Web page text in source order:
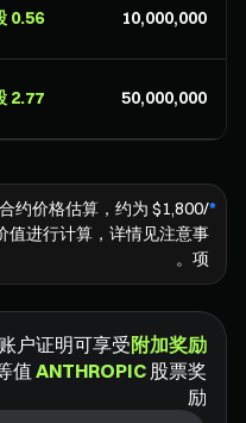
0.56 股
2.77 股
*
约价格估算，约为 $⁦1,800⁩/
值进行计算，详情见注意事
项。
户证明可享受附加奖励
值 ANTHROPIC 股票奖
励